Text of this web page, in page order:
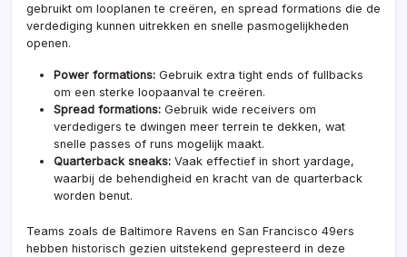
gebruikt om looplanen te creëren, en spread formations die de
verdediging kunnen uitrekken en snelle pasmogelijkheden
openen.
Power formations: Gebruik extra tight ends of fullbacks
om een sterke loopaanval te creëren.
Spread formations: Gebruik wide receivers om
verdedigers te dwingen meer terrein te dekken, wat
snelle passes of runs mogelijk maakt.
Quarterback sneaks: Vaak effectief in short yardage,
waarbij de behendigheid en kracht van de quarterback
worden benut.
Teams zoals de Baltimore Ravens en San Francisco 49ers
hebben historisch gezien uitstekend gepresteerd in deze